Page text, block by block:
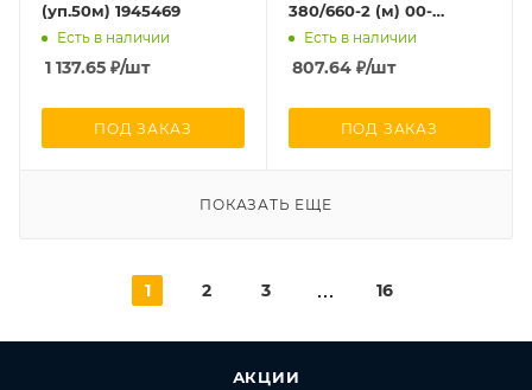
(уп.50м) 1945469
Есть в наличии
1 137.65 ₽/шт
ПОД ЗАКАЗ
380/660-2 (м) 00-
00027175
Есть в наличии
807.64₽/шт
ПОД ЗАКАЗ
ПОКАЗАТЬ ЕЩЕ
1 2 3 16
АКЦИИ